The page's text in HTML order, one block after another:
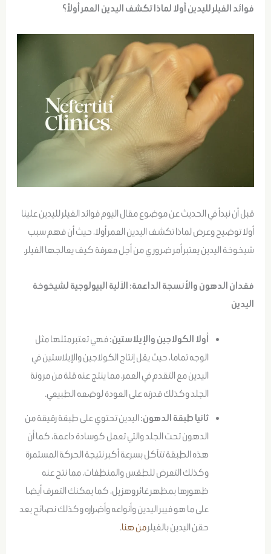
فوائد الفيلر لليدين أولا لماذا تكشف اليدين العمر أولاً؟
قبل أن نبدأ في الحديث عن موضوع مقال اليوم فوائد الفيلر لليدين علينا
أولا توضيح وعرض لماذا تكشف اليدين العمر أولا، حيث أن فهم سبب
شيخوخة اليدين يعتبر أمر ضروري من أجل معرفة كيف يعالجها الفيلر.
فقدان الدهون والأنسجة الداعمة: الآلية البيولوجية لشيخوخة
اليدين
أولا الكولاجين والإيلاستين:فهي تعتبر مثلها مثل
الوجه تماما، حيث يقل إنتاج الكولاجين والإيلاستين في
اليدين مع التقدم في العمر، مما ينتج عنه قلة من مرونة
الجلد وكذلك قدرته على العودة لوضعه الطبيعي.
ثانيا طبقة الدهون:اليدين تحتوي على طبقة رقيقة من
الدهون تحت الجلد والتي تعمل كوسادة داعمة، كما أن
هذه الطبقة تتآكل بسرعة أكبر نتيجة الحركة المستمرة
وكذلك التعرض للطقس والمنظفات، مما نتج عنه
ظهورها بمظهر غائر وهزيل، كما يمكنك التعرف أيضا
على ما هو فيبر اليدين وأنواعه وأضراره وكذلك نصائح بعد
حقن اليدين بالفيلرمن هنا.